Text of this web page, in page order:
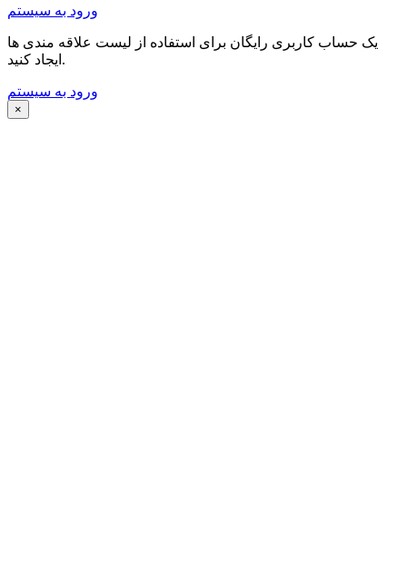
ورود به سیستم
یک حساب کاربری رایگان برای استفاده از لیست علاقه مندی ها
ایجاد کنید.
ورود به سیستم
×